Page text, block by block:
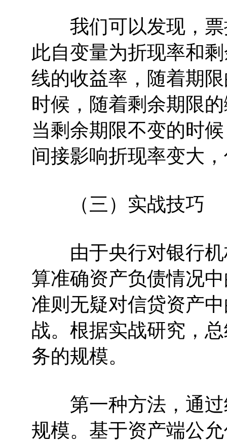
我们可以发现，票
此自变量为折现率和
线的收益率，随着期
时候，随着剩余期限
当剩余期限不变的时
间接影响折现率变大
（三）实战技巧
由于央行对银行机
算准确资产负债情况
准则无疑对信贷资产
战。根据实战研究，
务的规模。
第一种方法，通过
规模。基于资产端公